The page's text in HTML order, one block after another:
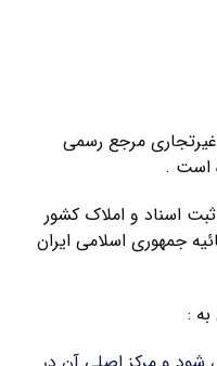
مرجع رسمی
است .
اسناد و املاک کشور
جمهوری اسلامی ایران
: